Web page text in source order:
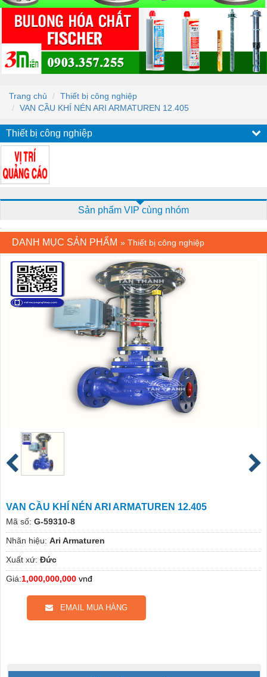
Trang chủ
Thiết bị công nghiệp
VAN CẦU KHÍ NÉN ARI ARMATUREN 12.405
Thiết bị công nghiệp
Sản phẩm VIP cùng nhóm
DANH MỤC SẢN PHẨM » Thiết bị công nghiệp
VAN CẦU KHÍ NÉN ARI ARMATUREN 12.405
Mã số: G-59310-8
Nhãn hiệu: Ari Armaturen
Xuất xứ: Đức
Giá:1,000,000,000 vnđ
EMAIL MUA HÀNG